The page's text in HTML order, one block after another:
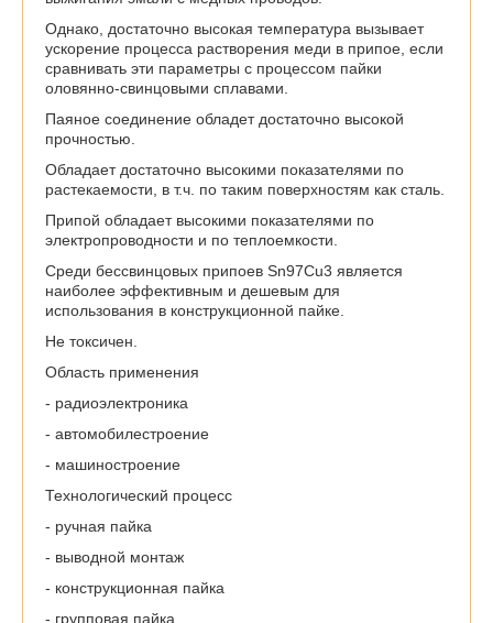
Однако, достаточно высокая температура вызывает
ускорение процесса растворения меди в припое, если
сравнивать эти параметры с процессом пайки
оловянно-свинцовыми сплавами.
Паяное соединение обладет достаточно высокой
прочностью.
Обладает достаточно высокими показателями по
растекаемости, в т.ч. по таким поверхностям как сталь.
Припой обладает высокими показателями по
электропроводности и по теплоемкости.
Среди бессвинцовых припоев Sn97Cu3 является
наиболее эффективным и дешевым для
использования в конструкционной пайке.
Не токсичен.
Область применения
- радиоэлектроника
- автомобилестроение
- машиностроение
Технологический процесс
- ручная пайка
- выводной монтаж
- конструкционная пайка
- групповая пайка